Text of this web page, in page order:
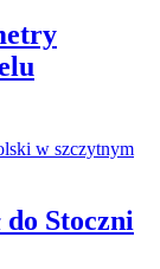
do Stoczni